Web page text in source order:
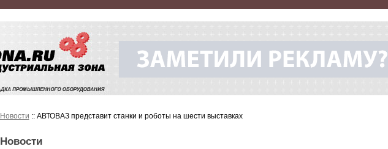
Новости :: АВТОВАЗ представит станки и роботы на шести выставках
Новости